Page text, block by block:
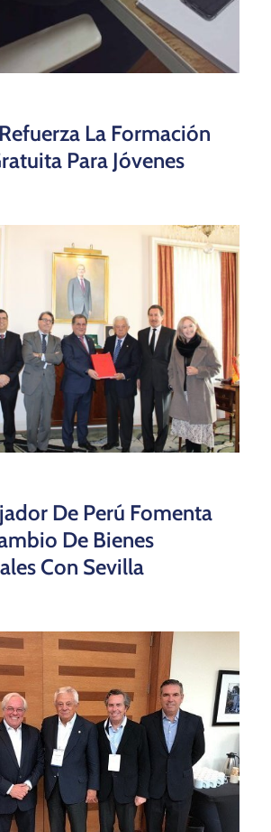
La Formación
Para Jóvenes
De Perú Fomenta
De Bienes
Con Sevilla